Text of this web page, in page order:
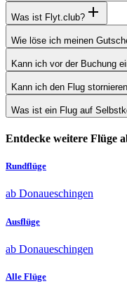
Was ist Flyt.club?
Wie löse ich meinen
Kann ich vor der Buchung
Kann ich den Flug
Was ist ein Flug auf
Entdecke weitere Flüge
Rundflüge
ab Donaueschingen
Ausflüge
ab Donaueschingen
Alle Flüge